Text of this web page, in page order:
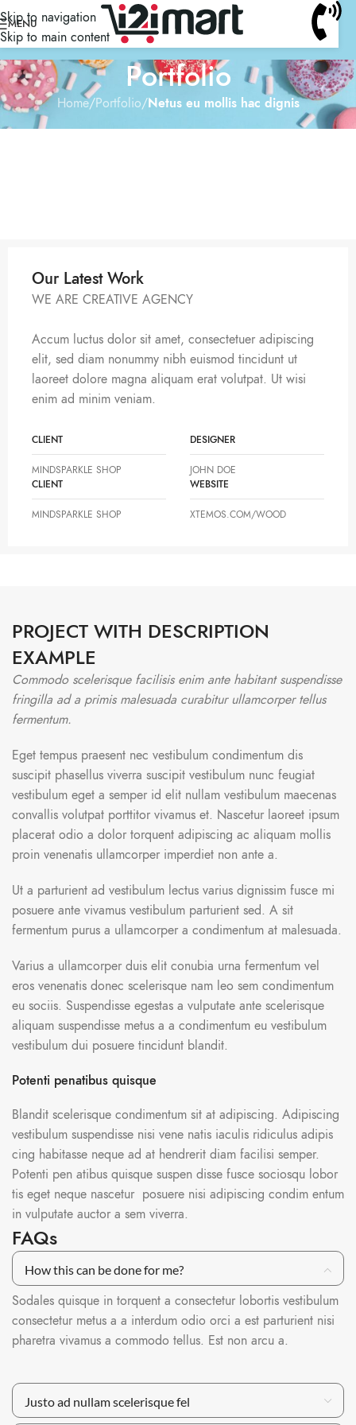
Skip to navigation
Skip to main content
MENU
Portfolio
Home/Portfolio/Netus eu mollis hac dignis
Our Latest Work
WE ARE CREATIVE AGENCY
Accum luctus dolor sit amet, consectetuer adipiscing
elit, sed diam nonummy nibh euismod tincidunt ut
laoreet dolore magna aliquam erat volutpat. Ut wisi
enim ad minim veniam.
CLIENT
MINDSPARKLE SHOP
DESIGNER
JOHN DOE
CLIENT
MINDSPARKLE SHOP
WEBSITE
XTEMOS.COM/WOOD
PROJECT WITH DESCRIPTION
EXAMPLE
Commodo scelerisque facilisis enim ante habitant suspendisse
fringilla ad a primis malesuada curabitur ullamcorper tellus
fermentum.
Eget tempus praesent nec vestibulum condimentum dis
suscipit phasellus viverra suscipit vestibulum nunc feugiat
vestibulum eget a semper id elit nullam vestibulum maecenas
convallis volutpat porttitor vivamus et. Nascetur laoreet ipsum
placerat odio a dolor torquent adipiscing ac aliquam mollis
proin venenatis ullamcorper imperdiet non ante a.
Ut a parturient ad vestibulum lectus varius dignissim fusce mi
posuere ante vivamus vestibulum parturient sed. A sit
fermentum purus a ullamcorper a condimentum at malesuada.
Varius a ullamcorper duis elit conubia urna fermentum vel
eros venenatis donec scelerisque nam leo sem condimentum
eu sociis. Suspendisse egestas a vulputate ante scelerisque
aliquam suspendisse metus a a condimentum eu vestibulum
vestibulum dui posuere tincidunt blandit.
Potenti penatibus quisque
Blandit scelerisque condimentum sit at adipiscing. Adipiscing
vestibulum suspendisse nisi vene natis iaculis ridiculus adipis
cing habitasse neque ad at hendrerit diam facilisi semper.
Potenti pen atibus quisque suspen disse fusce sociosqu lobor
tis eget neque nascetur posuere nisi adipiscing condim entum
in vulputate auctor a sem viverra.
FAQs
How this can be done for me?
Sodales quisque in torquent a consectetur lobortis vestibulum
consectetur metus a a interdum odio orci a est parturient nisi
pharetra vivamus a commodo tellus. Est non arcu a.
Justo ad nullam scelerisque fel